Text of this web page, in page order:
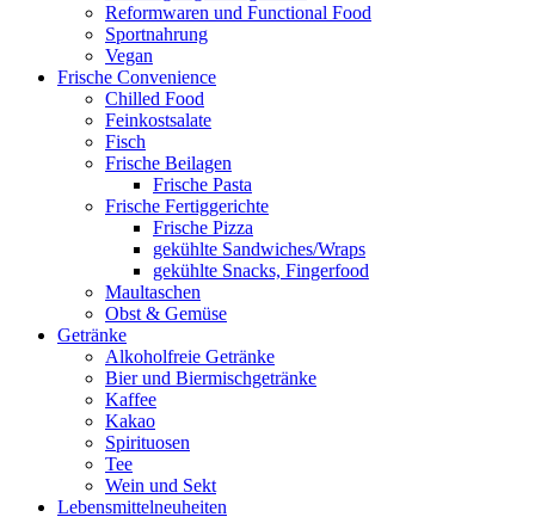
Reformwaren und Functional Food
Sportnahrung
Vegan
Frische Convenience
Chilled Food
Feinkostsalate
Fisch
Frische Beilagen
Frische Pasta
Frische Fertiggerichte
Frische Pizza
gekühlte Sandwiches/Wraps
gekühlte Snacks, Fingerfood
Maultaschen
Obst & Gemüse
Getränke
Alkoholfreie Getränke
Bier und Biermischgetränke
Kaffee
Kakao
Spirituosen
Tee
Wein und Sekt
Lebensmittelneuheiten